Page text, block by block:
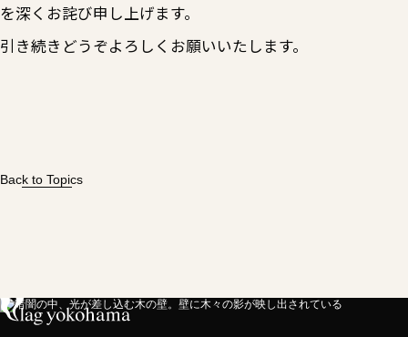
を深くお詫び申し上げます。
引き続きどうぞよろしくお願いいたします。
Back to Topics